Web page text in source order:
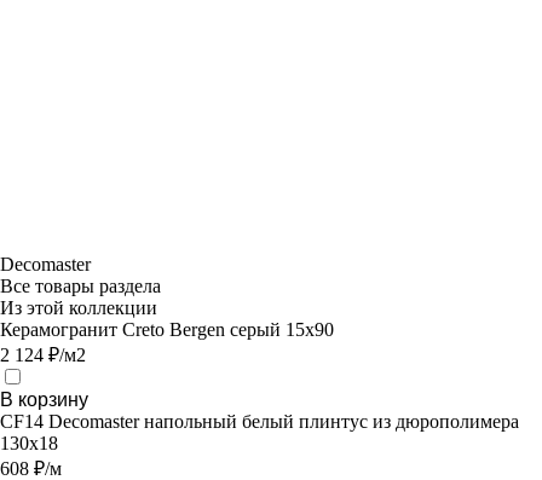
Decomaster
Все товары раздела
Из этой коллекции
Керамогранит Creto Bergen серый 15х90
2 124 ₽/м2
В корзину
CF14 Decomaster напольный белый плинтус из дюрополимера
130х18
608 ₽/м